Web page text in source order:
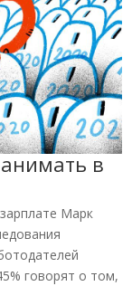
в
Марк
говорят о том,